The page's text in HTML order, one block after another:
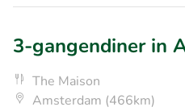
3-gangendiner in
The Maison
Amsterdam (466km)